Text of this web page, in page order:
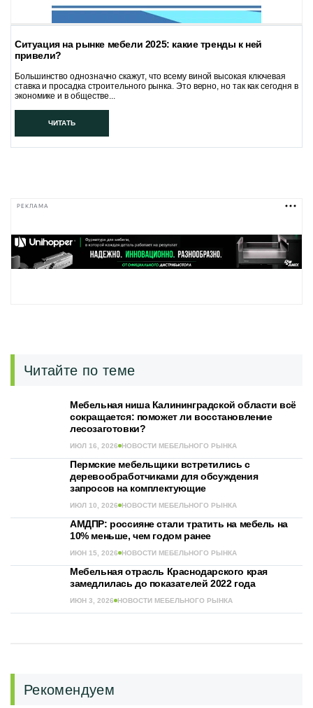
Ситуация на рынке мебели 2025: какие тренды к ней
привели?
Большинство однозначно скажут, что всему виной высокая ключевая
ставка и просадка строительного рынка. Это верно, но так как сегодня в
экономике и в обществе...
ЧИТАТЬ
РЕКЛАМА
Читайте по теме
Мебельная ниша Калининградской области всё
сокращается: поможет ли восстановление
лесозаготовки?
ИЮЛ 16, 2026 НОВОСТИ МЕБЕЛЬНОГО РЫНКА
Пермские мебельщики встретились с
деревообработчиками для обсуждения
запросов на комплектующие
ИЮЛ 10, 2026 НОВОСТИ МЕБЕЛЬНОГО РЫНКА
АМДПР: россияне стали тратить на мебель на
10% меньше, чем годом ранее
ИЮН 15, 2026 НОВОСТИ МЕБЕЛЬНОГО РЫНКА
Мебельная отрасль Краснодарского края
замедлилась до показателей 2022 года
ИЮН 3, 2026 НОВОСТИ МЕБЕЛЬНОГО РЫНКА
Рекомендуем